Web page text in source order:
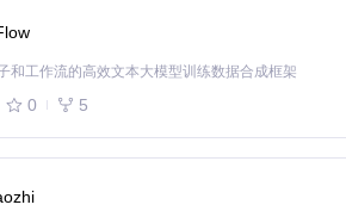
和工作流的高效文本大模型训练数据合成框架
0 5